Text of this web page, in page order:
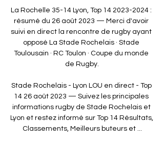
La Rochelle 35-14 Lyon, Top 14 2023-2024 :
résumé du 26 août 2023 — Merci d'avoir
suivi en direct la rencontre de rugby ayant
opposé La Stade Rochelais · Stade
Toulousain · RC Toulon · Coupe du monde
de Rugby.
Stade Rochelais - Lyon LOU en direct - Top
14 26 août 2023 — Suivez les principales
informations rugby de Stade Rochelais et
Lyon et restez informé sur Top 14 Résultats,
Classements, Meilleurs buteurs et ...